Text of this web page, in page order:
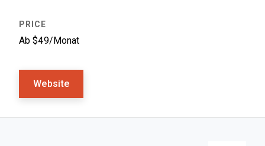
Ab $49/Monat
Website